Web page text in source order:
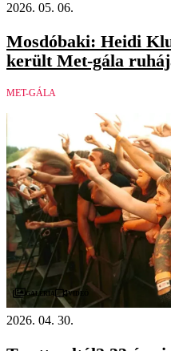
2026. 05. 06.
Mosdóbaki: Heidi
került Met-gála
MET-GÁLA
Galéria Videó
2026. 04. 30.